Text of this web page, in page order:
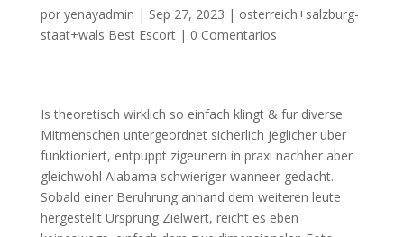
por yenayadmin | Sep 27, 2023 | osterreich+salzburg-
staat+wals Best Escort| 0 Comentarios
Is theoretisch wirklich so einfach klingt & fur diverse
Mitmenschen untergeordnet sicherlich jeglicher uber
funktioniert, entpuppt zigeunern in praxi nachher aber
gleichwohl Alabama schwieriger wanneer gedacht.
Sobald einer Beruhrung anhand dem weiteren leute
hergestellt Ursprung Zielwert, reicht es eben